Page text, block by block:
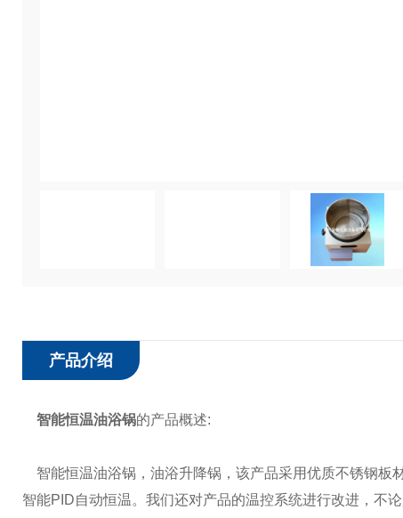
产品介绍
智能恒温油浴锅的产品概述:
智能恒温油浴锅，油浴升降锅，该产品采用优质不锈钢板
智能PID自动恒温。我们还对产品的温控系统进行改进，不